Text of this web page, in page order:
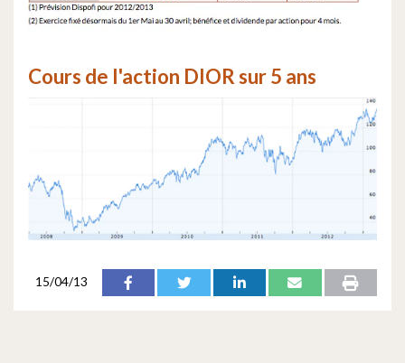
Cours de l'action DIOR sur 5 ans
15/04/13